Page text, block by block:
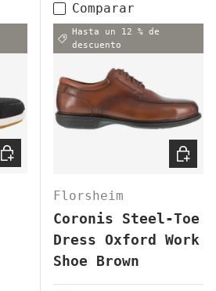
ELEGIR OPCIONES
Comparar
Hasta un 12 % de
descuento
Florsheim
Coronis Steel-Toe
Dress Oxford Work
Shoe Brown